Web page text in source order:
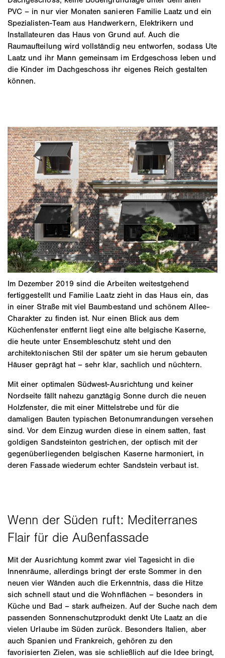
PVC – in nur vier Monaten sanieren Familie Laatz und ein
Spezialisten-Team aus Handwerkern, Elektrikern und
Installateuren das Haus von Grund auf. Auch die
Raumaufteilung wird vollständig neu entworfen, sodass Ute
Laatz und ihr Mann gemeinsam im Erdgeschoss leben und
die Kinder im Dachgeschoss ihr eigenes Reich gestalten
können.
Im Dezember 2019 sind die Arbeiten weitestgehend
fertiggestellt und Familie Laatz zieht in das Haus ein, das
in einer Straße mit viel Baumbestand und schönem Allee-
Charakter zu finden ist. Nur einen Blick aus dem
Küchenfenster entfernt liegt eine alte belgische Kaserne,
die heute unter Ensembleschutz steht und den
architektonischen Stil der später um sie herum gebauten
Häuser geprägt hat – sehr klar, sachlich und nüchtern.
Mit einer optimalen Südwest-Ausrichtung und keiner
Nordseite fällt nahezu ganztägig Sonne durch die neuen
Holzfenster, die mit einer Mittelstrebe und für die
damaligen Bauten typischen Betonumrandungen versehen
sind. Vor dem Einzug wurden diese in einem satten, fast
goldigen Sandsteinton gestrichen, der optisch mit der
gegenüberliegenden belgischen Kaserne harmoniert, in
deren Fassade wiederum echter Sandstein verbaut ist.
Mit der Ausrichtung kommt zwar viel Tagesicht in die
Innenräume, allerdings bringt der erste Sommer in den
neuen vier Wänden auch die Erkenntnis, dass die Hitze
sich schnell staut und die Wohnflächen – besonders in
Küche und Bad – stark aufheizen. Auf der Suche nach dem
passenden Sonnenschutzprodukt denkt Ute Laatz an die
vielen Urlaube im Süden zurück. Besonders Italien, aber
auch Spanien und Frankreich, gehören zu den
favorisierten Zielen, was sie schließlich auf die Idee bringt,